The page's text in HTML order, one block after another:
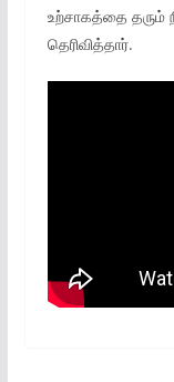
உற்சாகத்தை தரும்
தெரிவித்தார்.